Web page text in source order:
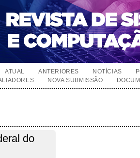
ATUAL ANTERIORES NOTÍCIAS
NOVA SUBMISSÃO
do